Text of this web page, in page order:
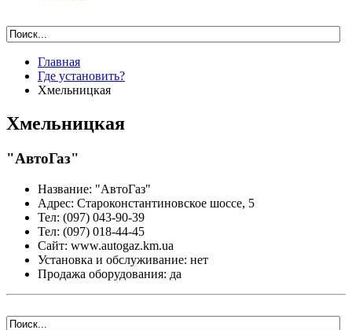
Главная
Где установить?
Хмельницкая
Хмельницкая
"АвтоГаз"
Название: "АвтоГаз"
Адрес: Староконстантиновское шоссе, 5
Тел: (097) 043-90-39
Тел: (097) 018-44-45
Сайт: www.autogaz.km.ua
Установка и обслуживание: нет
Продажа оборудования: да